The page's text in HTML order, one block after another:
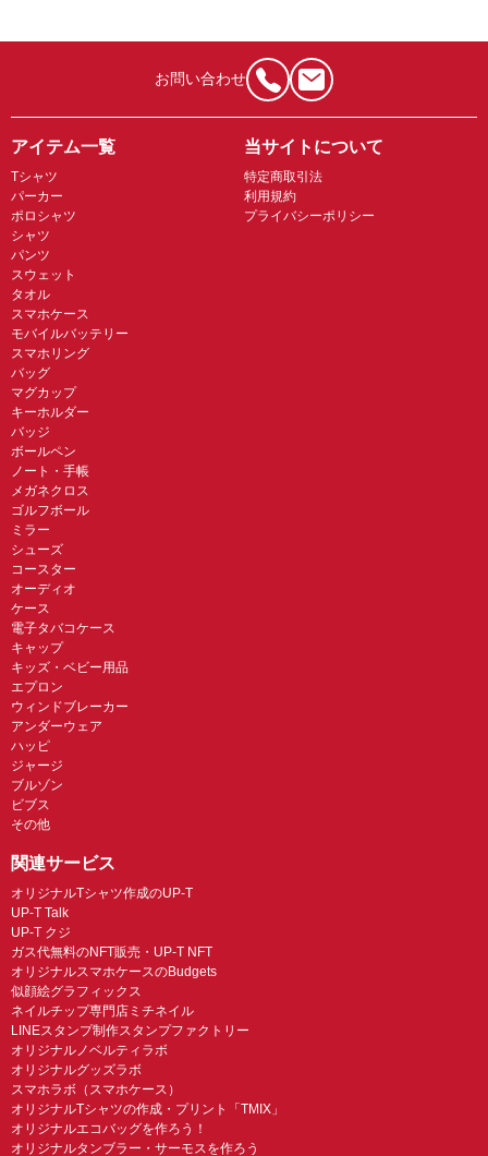
お問い合わせ
アイテム一覧
Tシャツ
パーカー
ポロシャツ
シャツ
パンツ
スウェット
タオル
スマホケース
モバイルバッテリー
スマホリング
バッグ
マグカップ
キーホルダー
バッジ
ボールペン
ノート・手帳
メガネクロス
ゴルフボール
ミラー
シューズ
コースター
オーディオ
ケース
電子タバコケース
キャップ
キッズ・ベビー用品
エプロン
ウィンドブレーカー
アンダーウェア
ハッピ
ジャージ
ブルゾン
ビブス
その他
当サイトについて
特定商取引法
利用規約
プライバシーポリシー
関連サービス
オリジナルTシャツ作成のUP-T
UP-T Talk
UP-T クジ
ガス代無料のNFT販売・UP-T NFT
オリジナルスマホケースのBudgets
似顔絵グラフィックス
ネイルチップ専門店ミチネイル
LINEスタンプ制作スタンプファクトリー
オリジナルノベルティラボ
オリジナルグッズラボ
スマホラボ（スマホケース）
オリジナルTシャツの作成・プリント「TMIX」
オリジナルエコバッグを作ろう！
オリジナルタンブラー・サーモスを作ろう